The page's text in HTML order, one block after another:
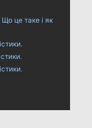
це таке і як